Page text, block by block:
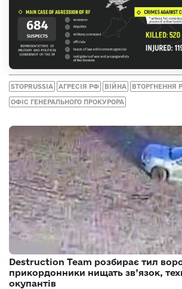
STOPRUSSIA АГРЕСІЯ РФ ВІЙНА ВТОРГНЕННЯ
ОФІС ГЕНЕРАЛЬНОГО ПРОКУРОРА
Destruction Team розбирає тил
прикордонники нищать зв’язок,
окупантів